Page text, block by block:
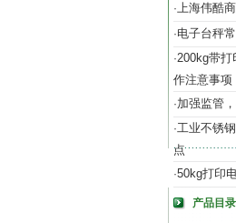
·上海伟酷
·电子台秤
·200kg带打
作注意事项
·加强监管
·工业不锈
点
·50kg打印
产品目录